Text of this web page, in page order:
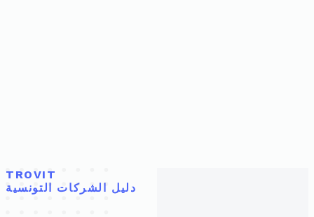
TROVIT
دليل الشركات التونسية